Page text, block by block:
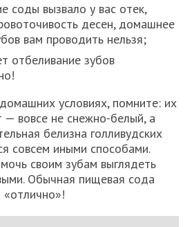
соды вызвало у вас отек,
десен, домашнее
вам проводить нельзя;
отбеливание зубов
условиях, помните: их
— вовсе не снежно-белый, а
белизна голливудских
совсем иными способами.
своим зубам выглядеть
Обычная пищевая сода
«отлично»!